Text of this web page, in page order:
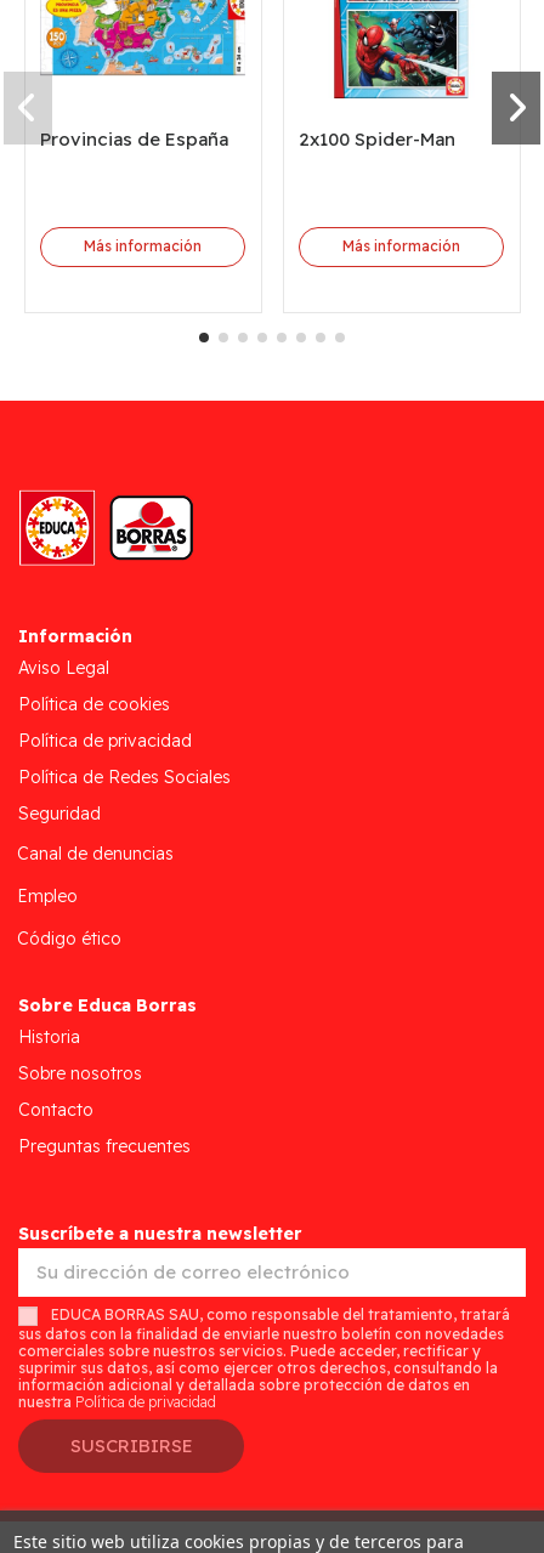
Provincias de España
Más información
2x100 Spider-Man
Más información
Información
Aviso Legal
Política de cookies
Política de privacidad
Política de Redes Sociales
Seguridad
Canal de denuncias
Empleo
Código ético
Sobre Educa Borras
Historia
Sobre nosotros
Contacto
Preguntas frecuentes
Suscríbete a nuestra newsletter
EDUCA BORRAS SAU, como responsable del tratamiento, tratará
sus datos con la finalidad de enviarle nuestro boletín con novedades
comerciales sobre nuestros servicios. Puede acceder, rectificar y
suprimir sus datos, así como ejercer otros derechos, consultando la
información adicional y detallada sobre protección de datos en
nuestra Política de privacidad
SUSCRIBIRSE
Este sitio web utiliza cookies propias y de terceros para